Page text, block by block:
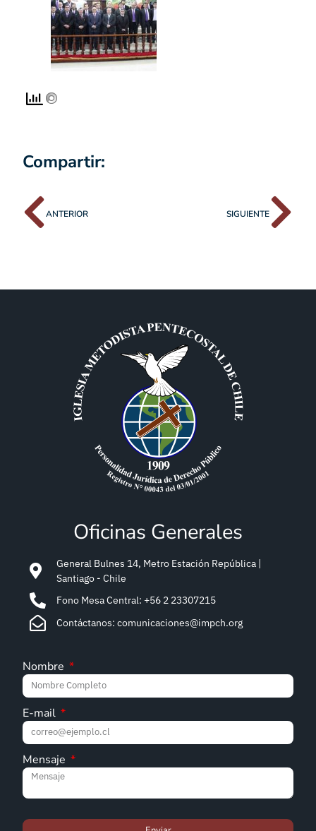
Compartir:
ANTERIOR SIGUIENTE
Oficinas Generales
General Bulnes 14, Metro Estación República |
Santiago - Chile
Fono Mesa Central: +56 2 23307215
Contáctanos: comunicaciones@impch.org
Nombre
E-mail
Mensaje